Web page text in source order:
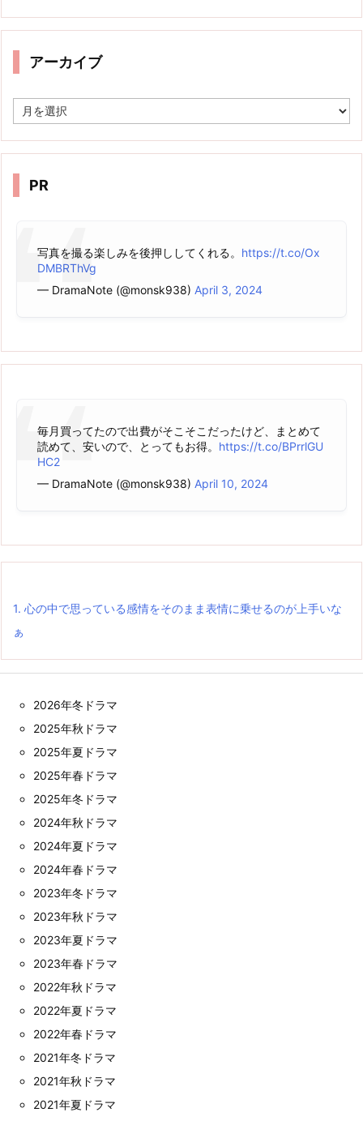
アーカイブ
ー
イ
PR
写真を撮る楽しみを後押ししてくれる。 https://t.co/Ox
DMBRThVg
— DramaNote (@monsk938) April 3, 2024
毎月買ってたので出費がそこそこだったけど、まとめて
読めて、安いので、とってもお得。 https://t.co/BPrrlGU
HC2
— DramaNote (@monsk938) April 10, 2024
1. 心の中で思っている感情をそのまま表情に乗せるのが上手いな
ぁ
2026年冬ドラマ
2025年秋ドラマ
2025年夏ドラマ
2025年春ドラマ
2025年冬ドラマ
2024年秋ドラマ
2024年夏ドラマ
2024年春ドラマ
2023年冬ドラマ
2023年秋ドラマ
2023年夏ドラマ
2023年春ドラマ
2022年秋ドラマ
2022年夏ドラマ
2022年春ドラマ
2021年冬ドラマ
2021年秋ドラマ
2021年夏ドラマ